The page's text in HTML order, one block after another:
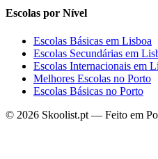
Escolas por Nível
Escolas Básicas em Lisboa
Escolas Secundárias em
Escolas Internacionais em
Melhores Escolas no Porto
Escolas Básicas no Porto
© 2026 Skoolist.pt — Feito em